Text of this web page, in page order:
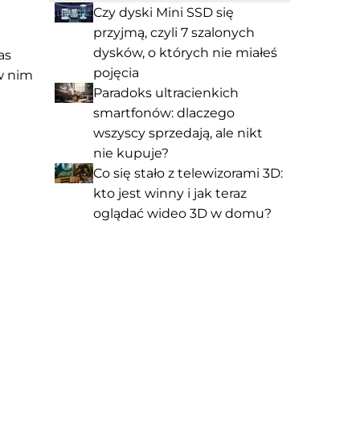
nim
Czy dyski Mini SSD się
przyjmą, czyli 7 szalonych
dysków, o których nie miałeś
pojęcia
Paradoks ultracienkich
smartfonów: dlaczego
wszyscy sprzedają, ale nikt
nie kupuje?
Co się stało z telewizorami 3D:
kto jest winny i jak teraz
oglądać wideo 3D w domu?